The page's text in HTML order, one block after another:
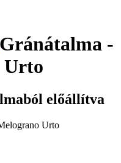
Gránátalma -
Urto
előállítva
Urto